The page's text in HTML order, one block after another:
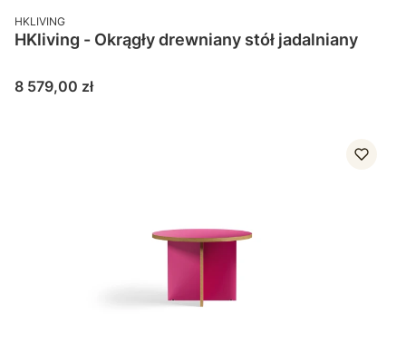
PRODUCENT
HKLIVING
HKliving - Okrągły drewniany stół jadalniany
Cena
8 579,00 zł